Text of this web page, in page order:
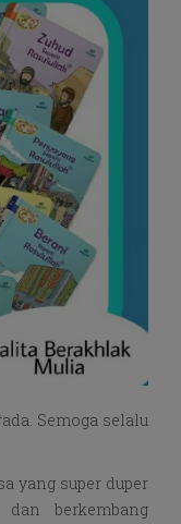
Semoga selalu
yang super duper
berkembang